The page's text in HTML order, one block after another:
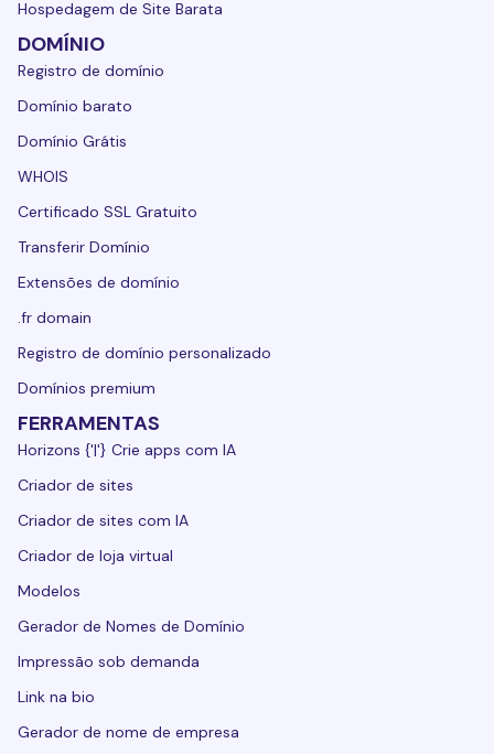
Hospedagem de Site Barata
DOMÍNIO
Registro de domínio
Domínio barato
Domínio Grátis
WHOIS
Certificado SSL Gratuito
Transferir Domínio
Extensões de domínio
.fr domain
Registro de domínio personalizado
Domínios premium
FERRAMENTAS
Horizons {'|'} Crie apps com IA
Criador de sites
Criador de sites com IA
Criador de loja virtual
Modelos
Gerador de Nomes de Domínio
Impressão sob demanda
Link na bio
Gerador de nome de empresa